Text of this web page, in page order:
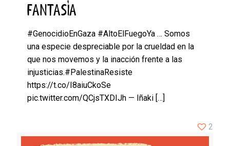
FANTASÍA
#GenocidioEnGaza #AltoElFuegoYa … Somos
una especie despreciable por la crueldad en la
que nos movemos y la inacción frente a las
injusticias.#PalestinaResiste
https://t.co/I8aiuCkoSe
pic.twitter.com/QCjsTXDIJh — Iñaki […]
2